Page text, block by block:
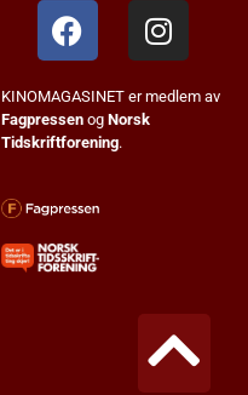
KINOMAGASINET er medlem av
Fagpressen og Norsk
Tidskriftforening.